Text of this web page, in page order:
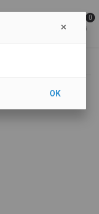
0
OK